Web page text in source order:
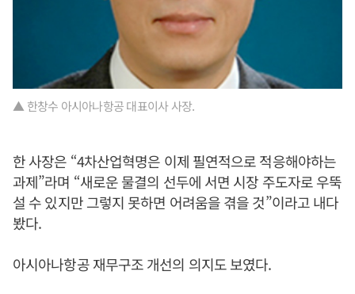
▲ 한창수 아시아나항공 대표이사 사장.
한 사장은 “4차산업혁명은 이제 필연적으로 적응해야하는
과제”라며 “새로운 물결의 선두에 서면 시장 주도자로 우뚝
설 수 있지만 그렇지 못하면 어려움을 겪을 것”이라고 내다
봤다.
아시아나항공 재무구조 개선의 의지도 보였다.